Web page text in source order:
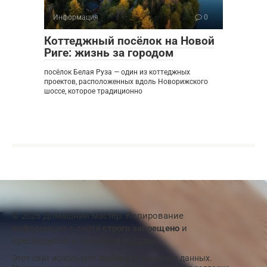
Информация 0
Коттеджный посёлок на Новой
Риге: жизнь за городом
посёлок Белая Руза — один из коттеджных
проектов, расположенных вдоль Новорижского
шоссе, которое традиционно
© 2026 Домашний мастер. Копирование
строго запрещено и
преследуется в судебном порядке
Этот сайт использует
для хранения данных.